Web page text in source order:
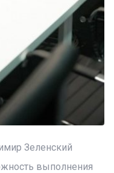
Зеленский
выполнения